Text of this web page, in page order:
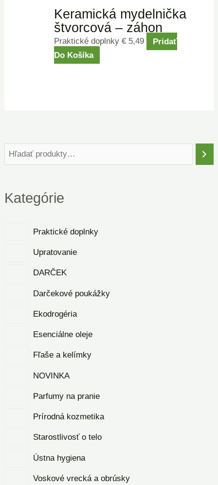
Kategórie
Praktické doplnky
Upratovanie
DARČEK
Darčekové poukážky
Ekodrogéria
Esenciálne oleje
Fľaše a kelímky
NOVINKA
Parfumy na pranie
Prírodná kozmetika
Starostlivosť o telo
Ústna hygiena
Voskové vrecká a obrúsky
Keramická mydelnička
štvorcová – záhon
Praktické doplnky€ 5,49
Pridať
Do Košíka